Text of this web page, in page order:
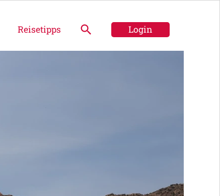
Reisetipps Login